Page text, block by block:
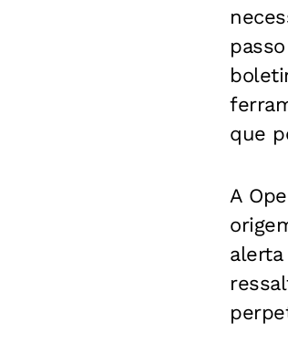
que
A